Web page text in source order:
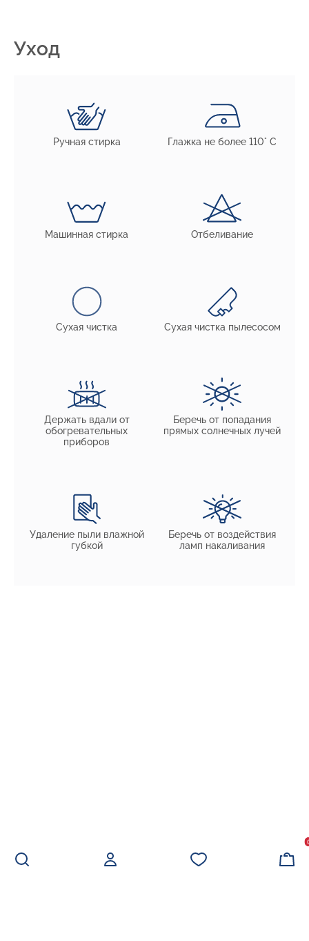
Уход
Ручная стирка Глажка не более 110° С
Машинная стирка Отбеливание
Сухая чистка Сухая чистка пылесосом
Держать вдали от
обогревательных
приборов
Беречь от попадания
прямых солнечных лучей
Удаление пыли влажной
губкой
Беречь от воздействия
ламп накаливания